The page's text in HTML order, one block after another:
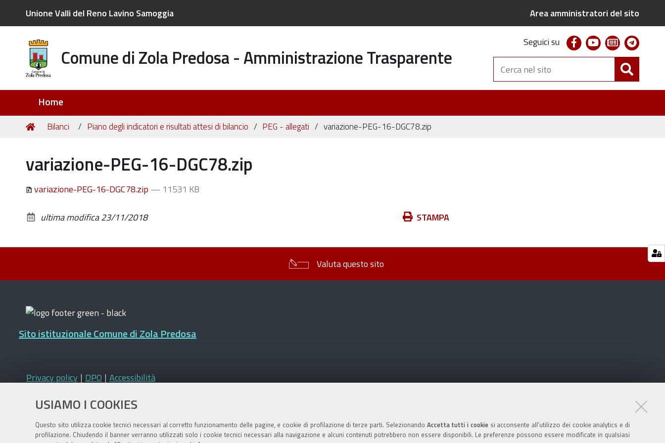
USIAMO I COOKIES
Questo sito utilizza cookie tecnici necessari al corretto funzionamento delle pagine, e cookie di profilazione di terze parti. Selezionando Accetta tutti i cookiesi acconsente all’utilizzo dei cookie analytics e di
profilazione. Chiudendo il banner verranno utilizzati solo i cookie tecnici necessari alla navigazione e alcuni contenuti potrebbero non essere disponibili. Le preferenze possono essere modificate in qualsiasi
Unione Valli del Reno Lavino Samoggia Area amministratori del sito
Comune di Zola Predosa - Amministrazione Trasparente
Seguici su facebookyoutubenewsletter
Cerca
nel
sito
Home
Tu
Home
Bilanci Piano degli indicatori e risultati attesi di bilancio PEG - allegati variazione-PEG-16-DGC78.zip
variazione-PEG-16-DGC78.zip
variazione-PEG-16-DGC78.zip — 11531 KB
Azioni STAMPA
ultima modifica23/11/2018
Valuta questo sito
Sito istituzionale Comune di Zola Predosa
Privacy policy | DPO | Accessibilità